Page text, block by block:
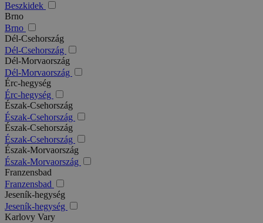
Beszkidek
Brno
Brno
Dél-Csehország
Dél-Csehország
Dél-Morvaország
Dél-Morvaország
Érc-hegység
Érc-hegység
Észak-Csehország
Észak-Csehország
Észak-Csehország
Észak-Csehország
Észak-Morvaország
Észak-Morvaország
Franzensbad
Franzensbad
Jeseník-hegység
Jeseník-hegység
Karlovy Vary